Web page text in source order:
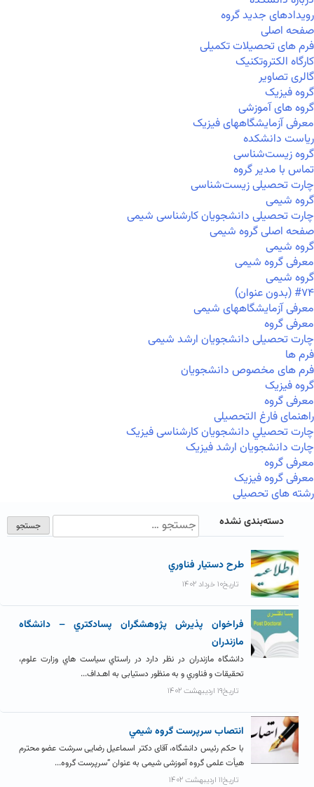
رویدادهای جدید گروه
صفحه اصلی
فرم های تحصیلات تکمیلی
کارگاه الکتروتکنیک
گالری تصاویر
گروه فیزیک
گروه های آموزشی
معرفی آزمایشگاههای فیزیک
ریاست دانشکده
گروه زیست‌شناسی
تماس با مدیر گروه
چارت تحصیلی زیست‌شناسی
گروه شیمی
چارت تحصیلی دانشجویان کارشناسی شیمی
صفحه اصلی گروه شیمی
گروه شیمی
معرفی گروه شیمی
گروه شیمی
#۷۴ (بدون عنوان)
معرفی آزمایشگاههای شیمی
معرفی گروه
چارت تحصیلی دانشجویان ارشد شیمی
فرم ها
فرم های مخصوص دانشجویان
گروه فیزیک
معرفی گروه
راهنمای فارغ التحصیلی
چارت تحصيلي دانشجویان کارشناسی فیزیک
چارت دانشجویان ارشد فیزیک
معرفی گروه
معرفی گروه فیزیک
رشته های تحصیلی
دسته‌بندی نشده
طرح دستيار فناوري
تاریخ۱۰ خرداد ۱۴۰۲
فراخوان پذيرش پژوهشگران پسادکتري – دانشگاه
مازندران
دانشگاه مازندران در نظر دارد در راستاي سیاست هاي وزارت علوم،
تحقیقات و فناوري و به منظور دستیابی به اهـداف...
تاریخ۱۹ اردیبهشت ۱۴۰۲
انتصاب سرپرست گروه شيمي
با حکم رئیس دانشگاه، آقای دکتر اسماعیل رضایی سرشت عضو محترم
هیأت علمی گروه آموزشی شیمی به عنوان “سرپرست گروه...
تاریخ۱۱ اردیبهشت ۱۴۰۲